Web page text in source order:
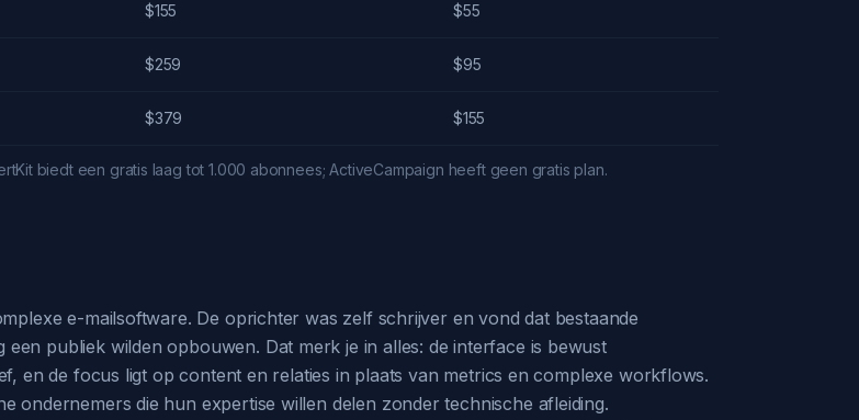
$155 $55
$259 $95
$379 $155
biedt een gratis laag tot 1.000 abonnees; ActiveCampaign heeft geen gratis plan.
e-mailsoftware. De oprichter was zelf schrijver en vond dat bestaande
publiek wilden opbouwen. Dat merk je in alles: de interface is bewust
en de focus ligt op content en relaties in plaats van metrics en complexe workflows.
ondernemers die hun expertise willen delen zonder technische afleiding.